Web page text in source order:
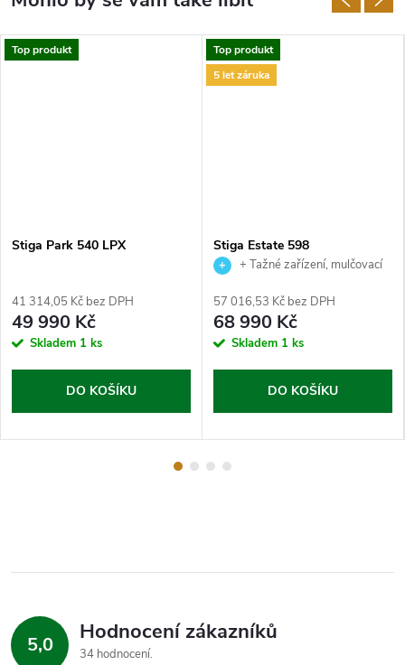
Top produkt
Stiga Park 540 LPX
41 314,05 Kč bez DPH
49 990 Kč
Skladem 1 ks
DO KOŠÍKU
Top produkt
5 let záruka
Stiga Estate 598
+ Tažné zařízení, mulčovací
nůžky jako dárek.
57 016,53 Kč bez DPH
68 990 Kč
Skladem 1 ks
DO KOŠÍKU
5,0 Hodnocení zákazníků
34 hodnocení